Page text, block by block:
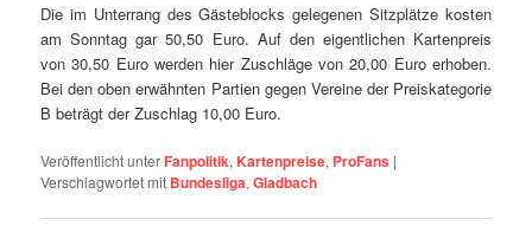
Die im Unterrang des Gästeblocks gelegenen Sitzplätze kosten
am Sonntag gar 50,50 Euro. Auf den eigentlichen Kartenpreis
von 30,50 Euro werden hier Zuschläge von 20,00 Euro erhoben.
Bei den oben erwähnten Partien gegen Vereine der Preiskategorie
B beträgt der Zuschlag 10,00 Euro.
Veröffentlicht unter Fanpolitik, Kartenpreise, ProFans |
Verschlagwortet mit Bundesliga,Gladbach